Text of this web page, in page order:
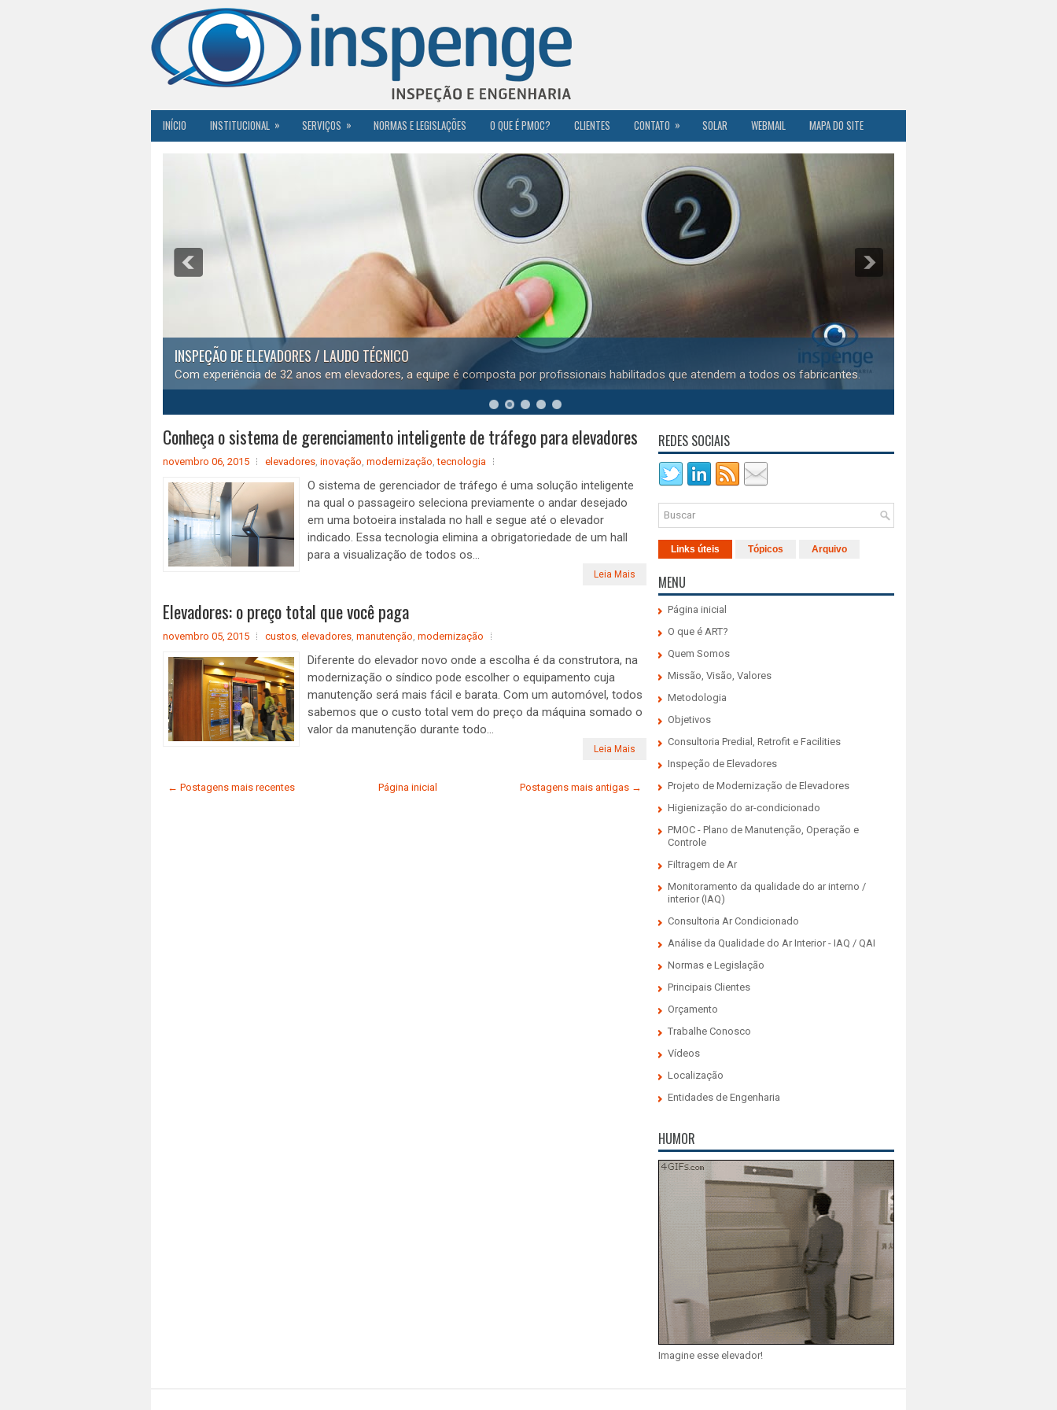
INÍCIO INSTITUCIONAL » SERVIÇOS » NORMAS E LEGISLAÇÕES O QUE É PMOC? CLIENTES CONTATO » SOLAR WEBMAIL MAPA DO SITE
INSPEÇÃO DE ELEVADORES / LAUDO TÉCNICO
Com experiência de 32 anos em elevadores, a equipe é composta por profissionais habilitados que atendem a todos os fabricantes.
Conheça o sistema de gerenciamento inteligente de tráfego para elevadores
novembro 06, 2015 elevadores, inovação, modernização,tecnologia
O sistema de gerenciador de tráfego é uma solução inteligente
na qual o passageiro seleciona previamente o andar desejado
em uma botoeira instalada no hall e segue até o elevador
indicado. Essa tecnologia elimina a obrigatoriedade de um hall
para a visualização de todos os...
Leia Mais
Elevadores: o preço total que você paga
novembro 05, 2015 custos, elevadores, manutenção, modernização
Diferente do elevador novo onde a escolha é da construtora, na
modernização o síndico pode escolher o equipamento cuja
manutenção será mais fácil e barata. Com um automóvel, todos
sabemos que o custo total vem do preço da máquina somado o
valor da manutenção durante todo...
Leia Mais
← Postagens mais recentes Postagens mais antigas →
Página inicial
REDES SOCIAIS
Links úteis Tópicos Arquivo
MENU
Página inicial
O que é ART?
Quem Somos
Missão, Visão, Valores
Metodologia
Objetivos
Consultoria Predial, Retrofit e Facilities
Inspeção de Elevadores
Projeto de Modernização de Elevadores
Higienização do ar-condicionado
PMOC - Plano de Manutenção, Operação e
Controle
Filtragem de Ar
Monitoramento da qualidade do ar interno /
interior (IAQ)
Consultoria Ar Condicionado
Análise da Qualidade do Ar Interior - IAQ / QAI
Normas e Legislação
Principais Clientes
Orçamento
Trabalhe Conosco
Vídeos
Localização
Entidades de Engenharia
HUMOR
Imagine esse elevador!